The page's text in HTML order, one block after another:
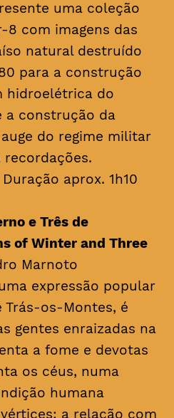
uma coleção
8 com imagens das
natural destruído
para a construção
hidroelétrica do
a construção da
do regime militar
Duração aprox. 1h10
e Três de
of Winter and Three
Marnoto
expressão popular
os-Montes, é
gentes enraizadas na
a fome e devotas
os céus, numa
humana
a relação com